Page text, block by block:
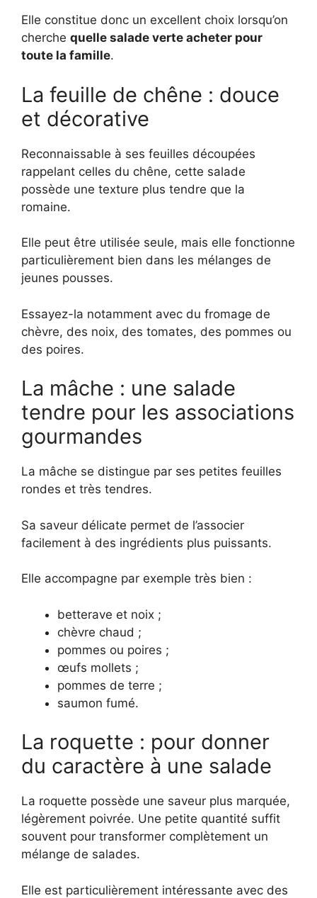
Elle constitue donc un excellent choix lorsqu’on
cherche quelle salade verte acheter pour
toute la famille.
La feuille de chêne : douce
et décorative
Reconnaissable à ses feuilles découpées
rappelant celles du chêne, cette salade
possède une texture plus tendre que la
romaine.
Elle peut être utilisée seule, mais elle fonctionne
particulièrement bien dans les mélanges de
jeunes pousses.
Essayez-la notamment avec du fromage de
chèvre, des noix, des tomates, des pommes ou
des poires.
La mâche : une salade
tendre pour les associations
gourmandes
La mâche se distingue par ses petites feuilles
rondes et très tendres.
Sa saveur délicate permet de l’associer
facilement à des ingrédients plus puissants.
Elle accompagne par exemple très bien :
betterave et noix ;
chèvre chaud ;
pommes ou poires ;
œufs mollets ;
pommes de terre ;
saumon fumé.
La roquette : pour donner
du caractère à une salade
La roquette possède une saveur plus marquée,
légèrement poivrée. Une petite quantité suffit
souvent pour transformer complètement un
mélange de salades.
Elle est particulièrement intéressante avec des